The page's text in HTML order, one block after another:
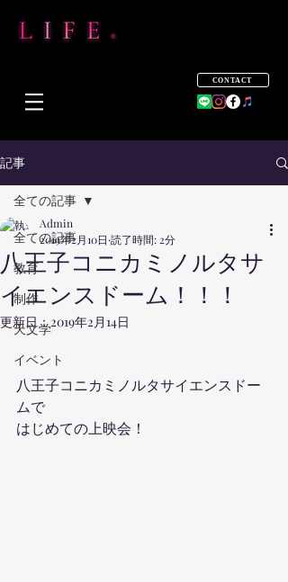
CONTACT
記事
全ての記事
教育
制作
天文学
イベント
全ての記事
八王子コニカミノルタサ
イエンスドーム！！！
Admin
2019年2月10日 読了時間: 2分
更新日：2019年2月14日
八王子コニカミノルタサイエンスドー
ムで
はじめての上映会！